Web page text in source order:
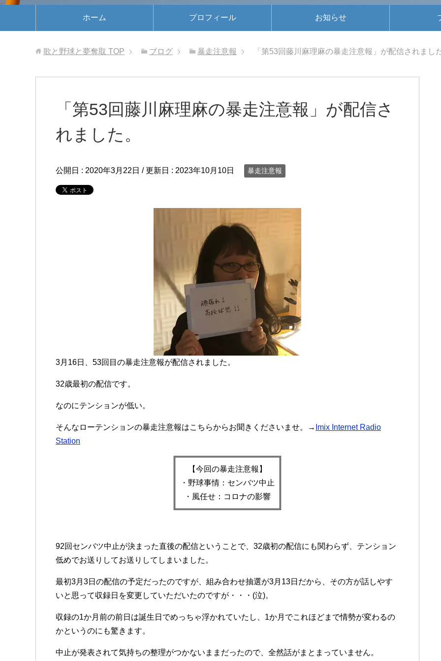
ホーム プロフィール お知らせ
歌と野球と夢奪取 TOP ブログ 暴走注意報 「第53回藤川麻理麻の暴走注意報」が配信されまし
「第53回藤川麻理麻の暴走注意報」が配信さ
れました。
公開日 : 2020年3月22日 / 更新日 : 2023年10月10日 暴走注意報
3月16日、53回目の暴走注意報が配信されました。
32歳最初の配信です。
なのにテンションが低い。
そんなローテンションの暴走注意報はこちらからお聞きくださいませ。→ Imix Internet Radio
Station
【今回の暴走注意報】
・野球事情：センバツ中止
・風任せ：コロナの影響
92回センバツ中止が決まった直後の配信ということで、32歳初の配信にも関わらず、テンション
低めでお送りしてお送りしてしまいました。
最初3月3日の配信の予定だったのですが、組み合わせ抽選が3月13日だから、その方が話しやす
いと思って収録日を変更していただいたのですが・・・(泣)。
収録の1か月前の前日は誕生日でめっちゃ浮かれていたし、1か月でこれほどまで情勢が変わるの
かというのにも驚きます。
中止が発表されて気持ちの整理がつかないままだったので、全然話がまとまっていません。